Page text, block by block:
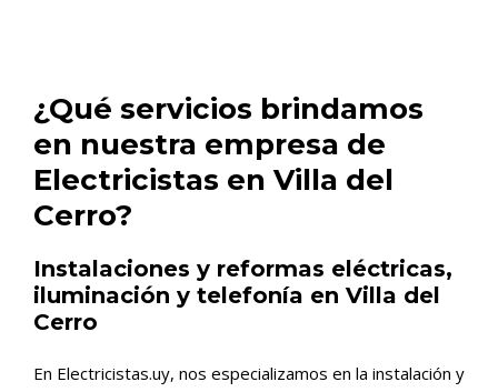
¿Qué servicios brindamos
en nuestra empresa de
Electricistas en Villa del
Cerro?
Instalaciones y reformas eléctricas,
iluminación y telefonía en Villa del
Cerro
En Electricistas.uy, nos especializamos en la instalación y